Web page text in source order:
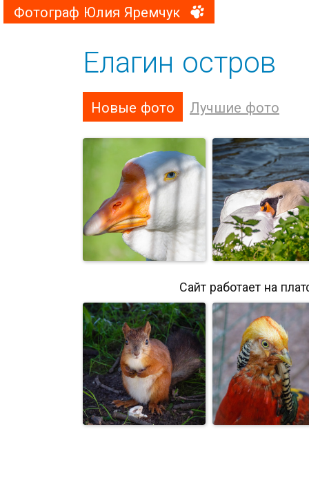
Фотограф Юлия Яремчук
Елагин остров
Новые фото Лучшие фото
*** ***
Сайт работает на